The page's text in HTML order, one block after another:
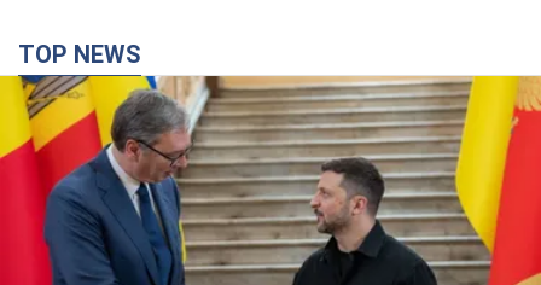
Зеленський вперше прибув до Сербії:
планується зустріч із Вучичем і не лише. Відео
Це перший візит глави держави до Бєлграда
4 часа назад 48,7 т.